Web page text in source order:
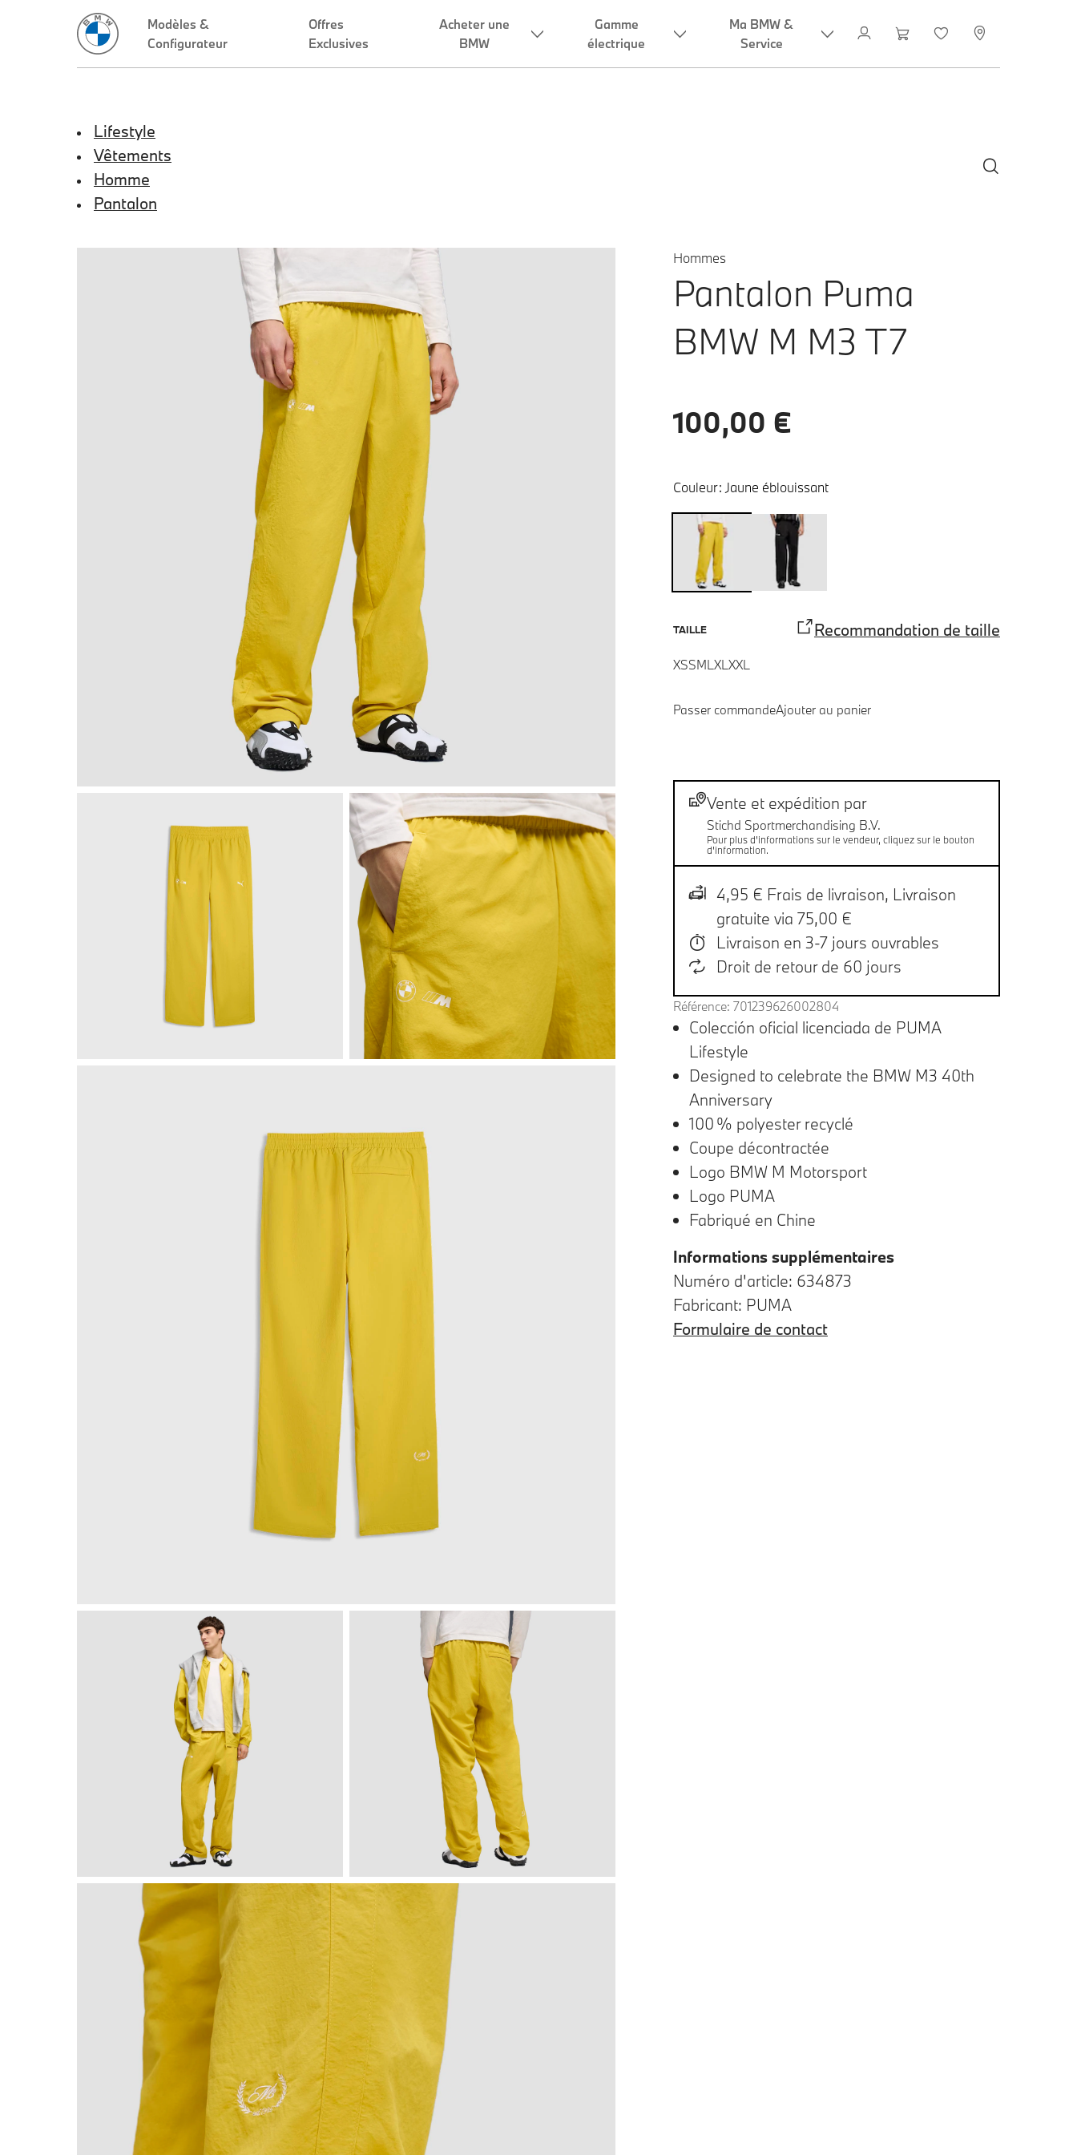
Lifestyle
Vêtements
Homme
Pantalon
Hommes
Pantalon Puma
BMW M M3 T7
100,00 €
Couleur: Jaune éblouissant
TAILLE Recommandation de taille
XSSMLXLXXL
Passer commandeAjouter au panier
Notes de bas de page
Livraison
Vente et expédition par
Stichd Sportmerchandising B.V.
Pour plus d'informations sur le vendeur, cliquez sur le bouton
d'information.
4,95 € Frais de livraison, Livraison
gratuite via 75,00 €
Livraison en 3-7 jours ouvrables
Droit de retour de 60 jours
Référence: 701239626002804
Colección oficial licenciada de PUMA
Lifestyle
Designed to celebrate the BMW M3 40th
Anniversary
100 % polyester recyclé
Coupe décontractée
Logo BMW M Motorsport
Logo PUMA
Fabriqué en Chine
Informations supplémentaires
Numéro d'article: 634873
Fabricant: PUMA
Formulaire de contact